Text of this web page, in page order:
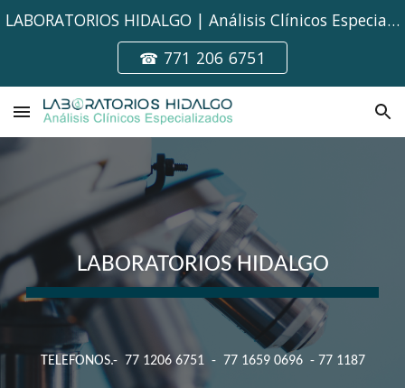
Skip to navigation
LABORATORIOS HIDALGO | Análisis Clínicos Especializados
☎ 771 206 6751
LABORATORIOS HIDALGO
TELEFONOS.- 77 1206 6751 - 77 1659 0696 - 77 1187